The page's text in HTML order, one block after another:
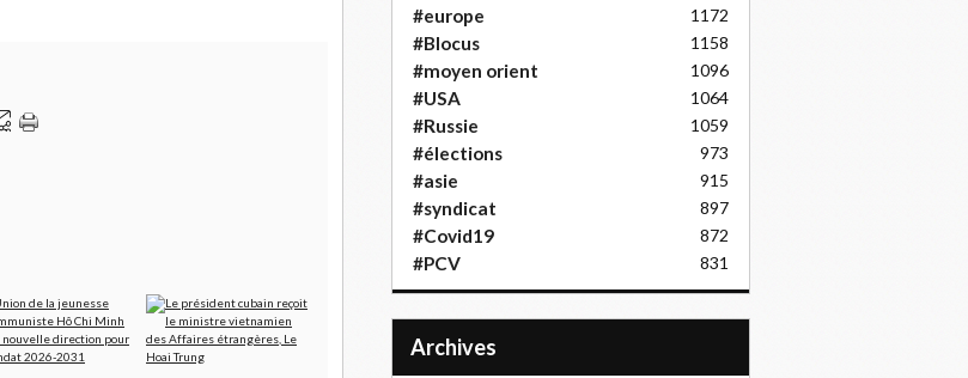
#europe 1172
#Blocus 1158
#moyen orient 1096
#USA 1064
#Russie 1059
#élections 973
#asie 915
#syndicat 897
#Covid19 872
#PCV 831
Archives